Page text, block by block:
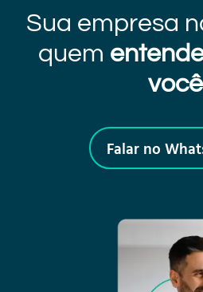
Sua empresa
quem
você
Falar no